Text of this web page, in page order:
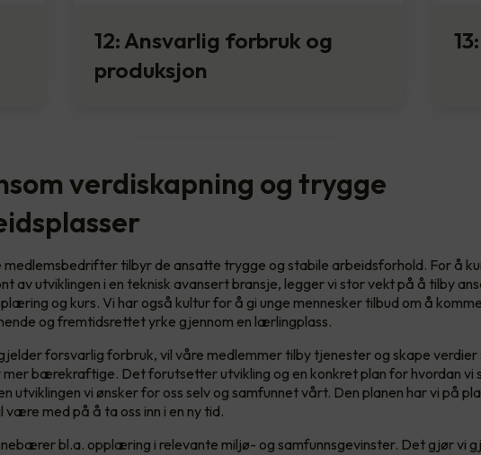
12: Ansvarlig forbruk og
produksjon
verdiskapning og trygge
medlemsbedrifter tilbyr de ansatte trygge og stabile arbeidsforhold. For å
av utviklingen i en teknisk avansert bransje, legger vi stor vekt på å tilby
og kurs. Vi har også kultur for å gi unge mennesker tilbud om å
og fremtidsrettet yrke gjennom en lærlingplass.
forsvarlig forbruk, vil våre medlemmer tilby tjenester og skape verdier
mer bærekraftige. Det forutsetter utvikling og en konkret plan for hvordan vi
utviklingen vi ønsker for oss selv og samfunnet vårt. Den planen har vi på
være med på å ta oss inn i en ny tid.
bl.a. opplæring i relevante miljø- og samfunnsgevinster. Det gjør vi